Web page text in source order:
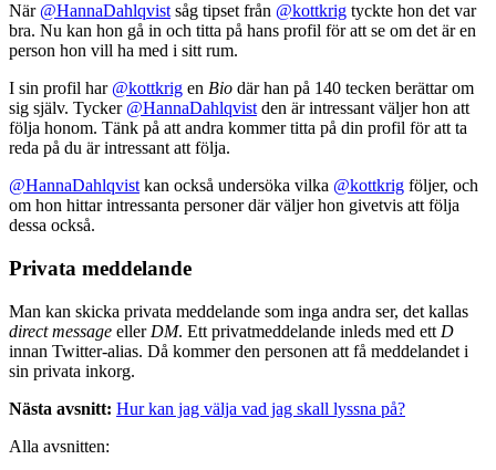
När @HannaDahlqvist såg tipset från @kottkrig tyckte hon det var
bra. Nu kan hon gå in och titta på hans profil för att se om det är en
person hon vill ha med i sitt rum.
I sin profil har @kottkrig en Bio där han på 140 tecken berättar om
sig själv. Tycker @HannaDahlqvist den är intressant väljer hon att
följa honom. Tänk på att andra kommer titta på din profil för att ta
reda på du är intressant att följa.
@HannaDahlqvist kan också undersöka vilka @kottkrig följer, och
om hon hittar intressanta personer där väljer hon givetvis att följa
dessa också.
Privata meddelande
Man kan skicka privata meddelande som inga andra ser, det kallas
direct message eller DM. Ett privatmeddelande inleds med ett D
innan Twitter-alias. Då kommer den personen att få meddelandet i
sin privata inkorg.
Nästa avsnitt: Hur kan jag välja vad jag skall lyssna på?
Alla avsnitten: